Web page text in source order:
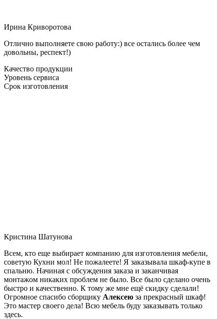
Ирина Криворотова
Отлично выполняете свою работу:) все остались более чем
довольны, респект!)
Качество продукции
Уровень сервиса
Срок изготовления
Кристина Шатунова
Всем, кто еще выбирает компанию для изготовления мебели,
советую Кухни мол! Не пожалеете! Я заказывала шкаф-купе в
спальню. Начиная с обсуждения заказа и заканчивая
монтажом никаких проблем не было. Все было сделано очень
быстро и качественно. К тому же мне ещё скидку сделали!
Огромное спасибо сборщику Алексею за прекрасный шкаф!
Это мастер своего дела! Всю мебель буду заказывать только
здесь.